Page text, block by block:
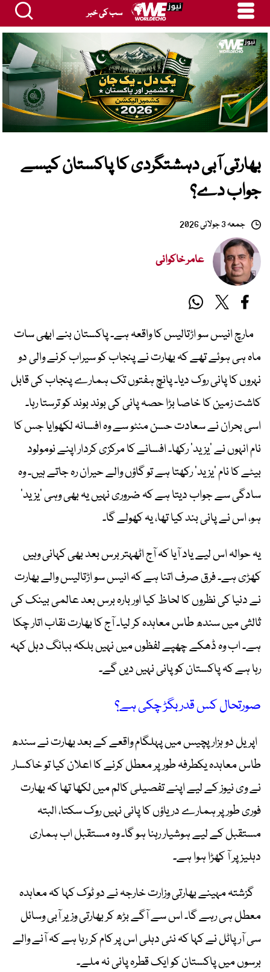
سب کی خبر
بھارتی آبی دہشتگردی کا پاکستان کیسے
جواب دے؟
جمعہ 3 جولائی 2026
عامر خاکوانی
مارچ انیس سو اڑتالیس کا واقعہ ہے۔ پاکستان بنے ابھی سات
ماہ ہی ہوئے تھے کہ بھارت نے پنجاب کو سیراب کرنے والی دو
نہروں کا پانی روک دیا۔ پانچ ہفتوں تک ہمارے پنجاب کی قابل
کاشت زمین کا خاصا بڑا حصہ پانی کی بوند بوند کو ترستا رہا۔
اسی بحران نے سعادت حسن منٹو سے وہ افسانہ لکھوایا جس کا
نام انہوں نے ’یزید‘ رکھا۔ افسانے کا مرکزی کردار اپنے نومولود
بیٹے کا نام ’یزید‘ رکھتا ہے تو گاؤں والے حیران رہ جاتے ہیں۔ وہ
سادگی سے جواب دیتا ہے کہ ضروری نہیں یہ بھی وہی ’یزید‘
ہو، اس نے پانی بند کیا تھا، یہ کھولے گا۔
یہ حوالہ اس لیے یاد آیا کہ آج اٹھہتر برس بعد بھی کہانی وہیں
کھڑی ہے۔ فرق صرف اتنا ہے کہ انیس سو اڑتالیس والے بھارت
نے دنیا کی نظروں کا لحاظ کیا اور بارہ برس بعد عالمی بینک کی
ثالثی میں سندھ طاس معاہدہ کر لیا۔ آج کا بھارت نقاب اتار چکا
ہے۔ اب وہ ڈھکے چھپے لفظوں میں نہیں بلکہ ببانگ دہل کہہ
رہا ہے کہ پاکستان کو پانی نہیں دیں گے۔
صورتحال کس قدر بگڑ چکی ہے؟
اپریل دو ہزار پچیس میں پہلگام واقعے کے بعد بھارت نے سندھ
طاس معاہدہ یکطرفہ طور پر معطل کرنے کا اعلان کیا تو خاکسار
نے وی نیوز کے لیے اپنے تفصیلی کالم میں لکھا تھا کہ بھارت
فوری طور پر ہمارے دریاؤں کا پانی نہیں روک سکتا، البتہ
مستقبل کے لیے ہوشیار رہنا ہو گا۔ وہ مستقبل اب ہماری
دہلیز پر آ کھڑا ہوا ہے۔
گزشتہ مہینے بھارتی وزارت خارجہ نے دو ٹوک کہا کہ معاہدہ
معطل ہی رہے گا۔ اس سے آگے بڑھ کر بھارتی وزیر آبی وسائل
سی آر پاٹل نے کہا کہ نئی دہلی اس پر کام کر رہا ہے کہ آنے والے
برسوں میں پاکستان کو ایک قطرہ پانی نہ ملے۔